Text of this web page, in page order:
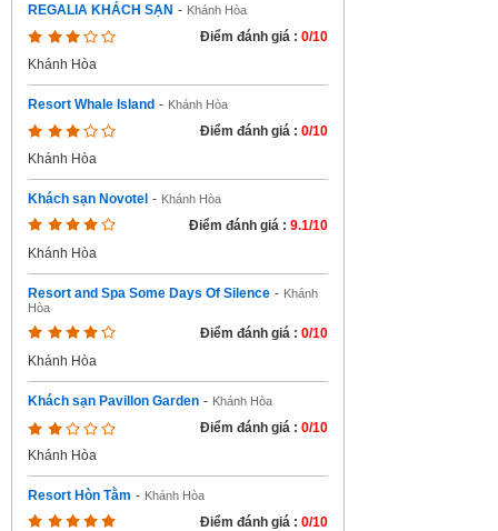
REGALIA KHÁCH SẠN - Khánh Hòa
Điểm đánh giá : 0/10
Khánh Hòa
Resort Whale Island - Khánh Hòa
Điểm đánh giá : 0/10
Khánh Hòa
Khách sạn Novotel - Khánh Hòa
Điểm đánh giá : 9.1/10
Khánh Hòa
Resort and Spa Some Days Of Silence - Khánh
Hòa
Điểm đánh giá : 0/10
Khánh Hòa
Khách sạn Pavillon Garden - Khánh Hòa
Điểm đánh giá : 0/10
Khánh Hòa
Resort Hòn Tằm - Khánh Hòa
Điểm đánh giá : 0/10